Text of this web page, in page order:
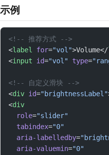
示例
<!-- 推荐方式 -->
<label for="vol">Volume</
<input id="vol" type=
<!-- 自定义滑块 -->
<div id="brightnessLabel"
<div
  role
="slider"
  tabindex
="0"
  aria-labelledby
=
  aria-valuemin
="0"